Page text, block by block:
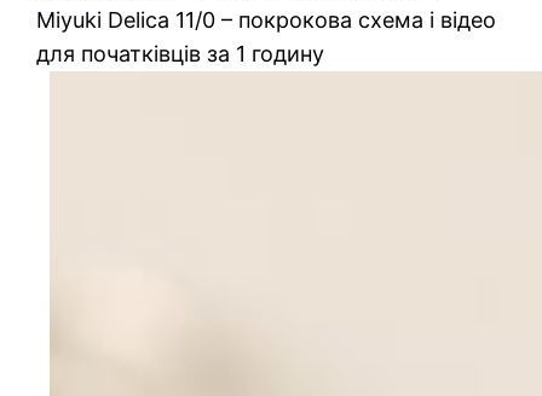
Miyuki Delica 11/0 – покрокова схема і відео
для початківців за 1 годину